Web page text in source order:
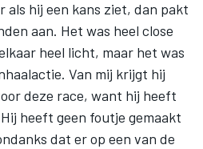
als hij een kans ziet, dan pakt
aan. Het was heel close
heel licht, maar het was
Van mij krijgt hij
deze race, want hij heeft
heeft geen foutje gemaakt
dat er op een van de